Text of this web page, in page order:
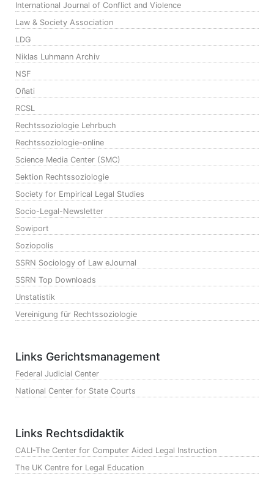
International Journal of Conflict and Violence
Law & Society Association
LDG
Niklas Luhmann Archiv
NSF
Oñati
RCSL
Rechtssoziologie Lehrbuch
Rechtssoziologie-online
Science Media Center (SMC)
Sektion Rechtssoziologie
Society for Empirical Legal Studies
Socio-Legal-Newsletter
Sowiport
Soziopolis
SSRN Sociology of Law eJournal
SSRN Top Downloads
Unstatistik
Vereinigung für Rechtssoziologie
Links Gerichtsmanagement
Federal Judicial Center
National Center for State Courts
Links Rechtsdidaktik
CALI-The Center for Computer Aided Legal Instruction
The UK Centre for Legal Education